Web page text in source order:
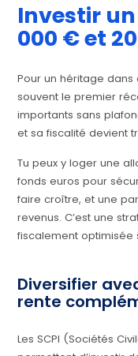
Investir
000 € et
Pour un héritage dans
souvent le premier
importants sans
et sa fiscalité devient
Tu peux y loger une
fonds euros pour
faire croître, et une
revenus. C’est une
fiscalement optimisée
Diversifier
rente
Les SCPI (Sociétés